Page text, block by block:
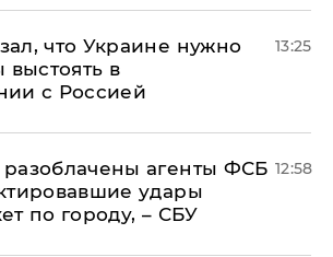
что Украине нужно
выстоять в
с Россией
13:25
агенты ФСБ
удары
по городу, – СБУ
12:58